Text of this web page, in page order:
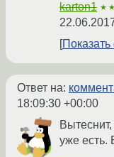
karton1
Показать
Ответ на:
18:09:30 +00:00
уже есть.